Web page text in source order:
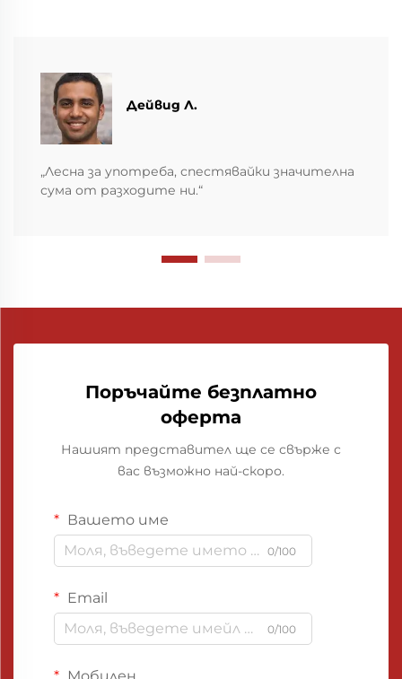
Дейвид Л.
„Лесна за употреба, спестявайки значителна
сума от разходите ни.“
Поръчайте безплатно
оферта
Нашият представител ще се свърже с
вас възможно най-скоро.
Вашето име
0/100
Email
0/100